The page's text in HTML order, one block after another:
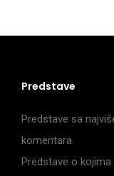
Predstave
Predstave sa
komentara
Predstave o